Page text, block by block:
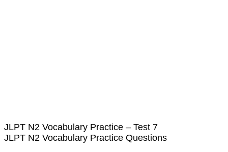
JLPT N2 Vocabulary Practice – Test 7
JLPT N2 Vocabulary Practice Questions